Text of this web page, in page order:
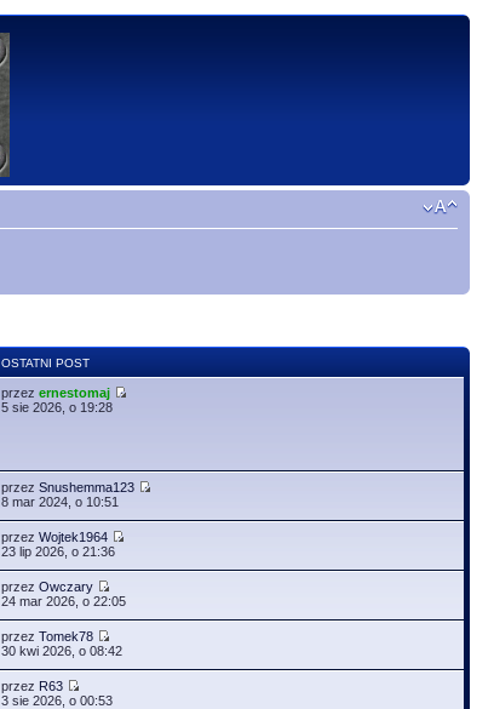
OSTATNI POST
przezernestomaj
5 sie 2026, o 19:28
przezSnushemma123
8 mar 2024, o 10:51
przezWojtek1964
23 lip 2026, o 21:36
przezOwczary
24 mar 2026, o 22:05
przezTomek78
30 kwi 2026, o 08:42
przez R63
3 sie 2026, o 00:53